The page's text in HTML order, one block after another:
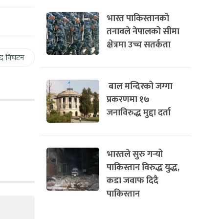
विघटन
भारत पाकिस्तानको
तनावले नेपालको सीमा
क्षेत्रमा उच्च सतर्कता
बाल मन्दिरको जग्गा
प्रकरणमा १७
जनाविरुद्ध मुद्दा दर्ता
भारतले सुरु गर्‍यो
पाकिस्तान विरुद्ध युद्ध,
कडा जवाफ दिदै
पाकिस्तान